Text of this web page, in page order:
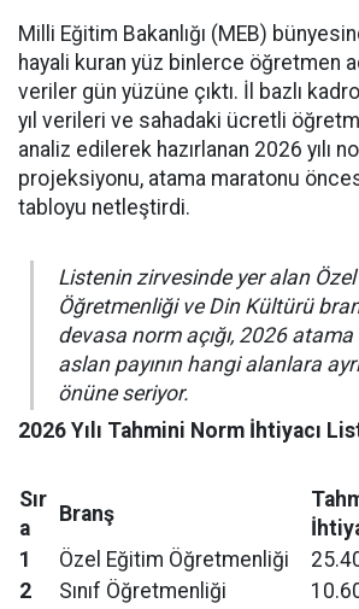
Milli Eğitim Bakanlığı (MEB)
hayali kuran yüz binlerce öğretmen
veriler gün yüzüne çıktı. İl bazlı
yıl verileri ve sahadaki ücretli
analiz edilerek hazırlanan 2026 yılı
projeksiyonu, atama maratonu
tabloyu netleştirdi.
Listenin zirvesinde yer alan Özel
Öğretmenliği ve Din Kültürü
devasa norm açığı, 2026
aslan payının hangi alanlara
önüne seriyor.
2026 Yılı Tahmini Norm İhtiyacı
Sır
a
Branş
1
Özel Eğitim Öğretmenliği
2
Sınıf Öğretmenliği